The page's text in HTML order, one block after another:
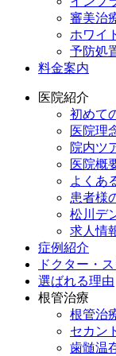
審美治
ホワイ
予防処
料金案内
医院紹介
初めて
医院理
院内ツ
医院概
よくあ
患者様
松川デ
求人情
症例紹介
ドクター・
選ばれる理由
根管治療
根管治
セカン
歯髄温